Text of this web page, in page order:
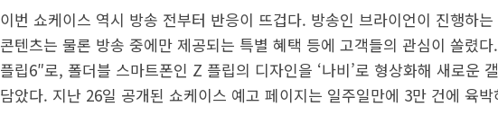
이번 쇼케이스 역시 방송 전부터 반응이 뜨겁다. 방송인 브라이언이 진행하
콘텐츠는 물론 방송 중에만 제공되는 특별 혜택 등에 고객들의 관심이 쏠렸
플립6″로, 폴더블 스마트폰인 Z 플립의 디자인을 ‘나비’로 형상화해 새로운
담았다. 지난 26일 공개된 쇼케이스 예고 페이지는 일주일만에 3만 건에 육